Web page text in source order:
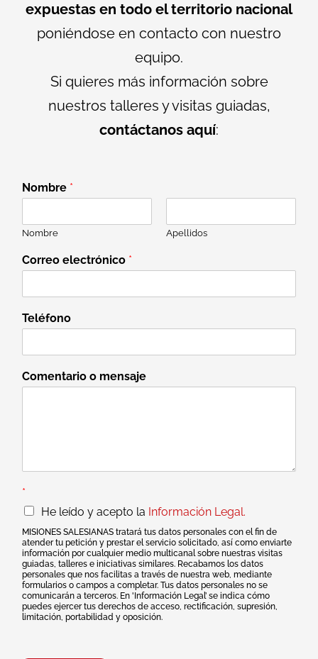
expuestas en todo el territorio nacional
poniéndose en contacto con nuestro
equipo.
Si quieres más información sobre
nuestros talleres y visitas guiadas,
contáctanos aquí:
Nombre *
Nombre Apellidos
Correo electrónico *
Teléfono
Comentario o mensaje
*
He leído y acepto la Información Legal.
MISIONES SALESIANAS tratará tus datos personales con el fin de
atender tu petición y prestar el servicio solicitado, así como enviarte
información por cualquier medio multicanal sobre nuestras visitas
guiadas, talleres e iniciativas similares. Recabamos los datos
personales que nos facilitas a través de nuestra web, mediante
formularios o campos a completar. Tus datos personales no se
comunicarán a terceros. En 'Información Legal’ se indica cómo
puedes ejercer tus derechos de acceso, rectificación, supresión,
limitación, portabilidad y oposición.